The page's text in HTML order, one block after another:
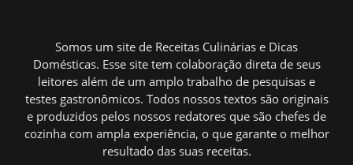
Somos um site de Receitas Culinárias e Dicas
Domésticas. Esse site tem colaboração direta de seus
leitores além de um amplo trabalho de pesquisas e
testes gastronômicos. Todos nossos textos são originais
e produzidos pelos nossos redatores que são chefes de
cozinha com ampla experiência, o que garante o melhor
resultado das suas receitas.